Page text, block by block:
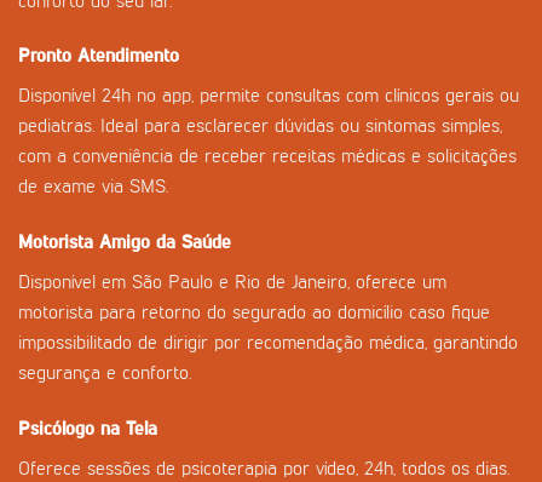
Pronto Atendimento
Disponível 24h no app, permite consultas com clínicos gerais ou
pediatras. Ideal para esclarecer dúvidas ou sintomas simples,
com a conveniência de receber receitas médicas e solicitações
de exame via SMS.
Motorista Amigo da Saúde
Disponível em São Paulo e Rio de Janeiro, oferece um
motorista para retorno do segurado ao domicílio caso fique
impossibilitado de dirigir por recomendação médica, garantindo
segurança e conforto.
Psicólogo na Tela
Oferece sessões de psicoterapia por vídeo, 24h, todos os dias.